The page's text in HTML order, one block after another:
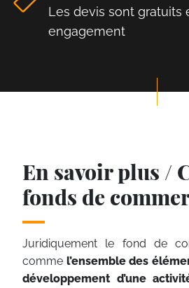
Les devis sont gratuits
engagement
En savoir plus /
fonds de
Juridiquement le fond de
comme l’ensemble des
développement d’une